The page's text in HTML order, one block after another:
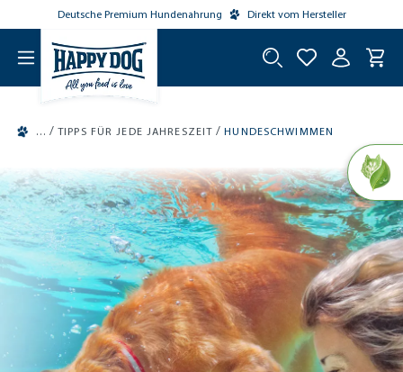
springen
Deutsche Premium Hundenahrung Direkt vom Hersteller
/ TIPPS FÜR JEDE JAHRESZEIT / HUNDESCHWIMMEN